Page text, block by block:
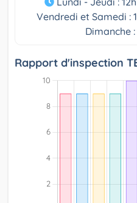
Vendredi et Samedi :
Dimanche
Rapport d'inspection